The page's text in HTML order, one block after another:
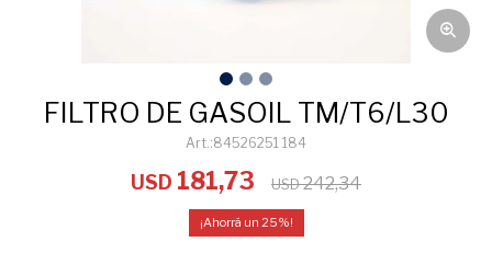
FILTRO DE GASOIL TM/T6/L30
84526251 184
USD 181,73 USD 242,34
25